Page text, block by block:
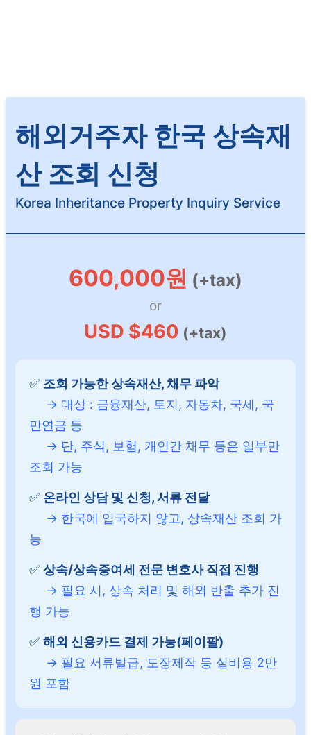
해외거주자 한국 상속재
산 조회 신청
Korea Inheritance Property Inquiry Service
600,000원 (+tax)
or
USD $460 (+tax)
✅ 조회 가능한 상속재산, 채무 파악
→ 대상 : 금융재산, 토지, 자동차, 국세, 국
민연금 등
→ 단, 주식, 보험, 개인간 채무 등은 일부만
조회 가능
✅ 온라인 상담 및 신청, 서류 전달
→ 한국에 입국하지 않고, 상속재산 조회 가
능
✅ 상속/상속증여세 전문 변호사 직접 진행
→ 필요 시, 상속 처리 및 해외 반출 추가 진
행 가능
✅ 해외 신용카드 결제 가능(페이팔)
→ 필요 서류발급, 도장제작 등 실비용 2만
원 포함